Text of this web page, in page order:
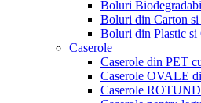
Boluri
Boluri din Carton si
Boluri din Plastic si
Caserole
Caserole din PET
Caserole OVALE
Caserole